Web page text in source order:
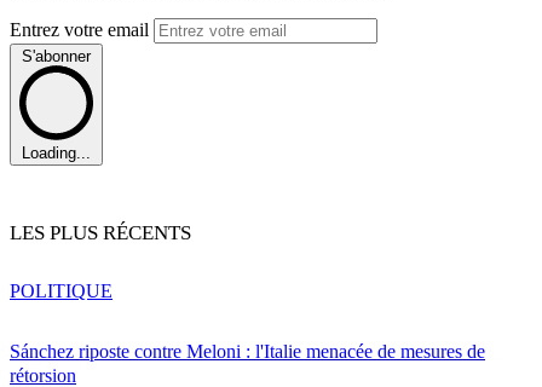
Entrez votre email
S'abonner
Loading...
LES PLUS RÉCENTS
Sánchez riposte contre Meloni : l'Italie menacée de mesures de
rétorsion
POLITIQUE